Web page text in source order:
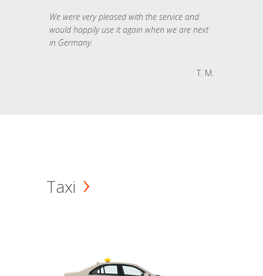
We were very pleased with the service and
would happily use it again when we are next
in Germany.
T. M.
Taxi